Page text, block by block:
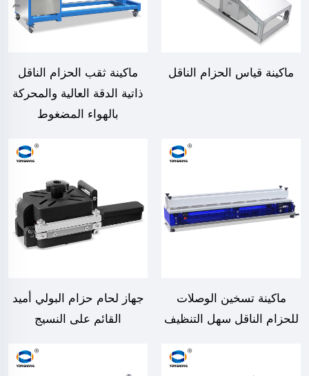
ماكينة قياس الحزام الناقل
ماكينة ثقب الحزام الناقل
ذاتية الدقة العالية والمحركة
بالهواء المضغوط
ماكينة تسخين الوصلات
للحزام الناقل سهل التنظيف
جهاز لحام حزام البولي أميد
القائم على النسيج